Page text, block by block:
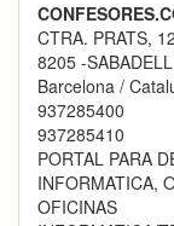
CTRA. PRATS,
8205 -SABADELL
Barcelona /
937285400
937285410
PORTAL PARA
INFORMATICA,
OFICINAS